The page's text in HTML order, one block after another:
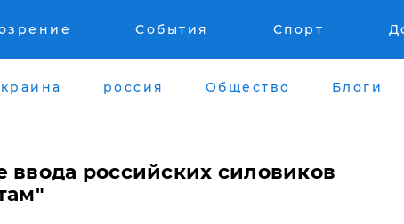
События Спорт
россия Общество Блоги
российских силовиков